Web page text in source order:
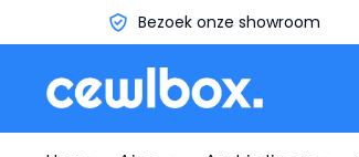
Persoonlijk advies aan huis